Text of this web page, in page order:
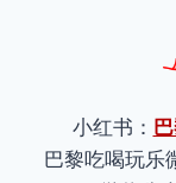
小红书：
巴黎吃喝玩乐